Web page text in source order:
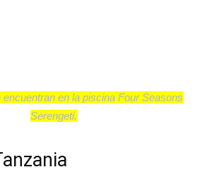
en la piscina Four Seasons
Serengeti.